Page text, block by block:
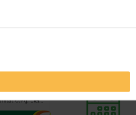
solutie contin:
0,9 g, ulei…
sarcina